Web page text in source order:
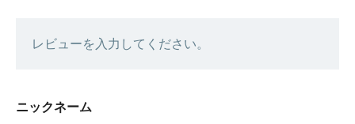
レビューを入力してください。
ニックネーム